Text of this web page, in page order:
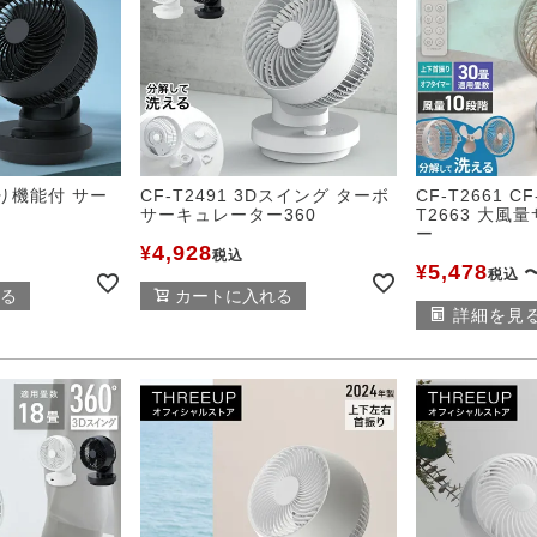
機能付 サー
CF-T2491 3Dスイング ターボ
サーキュレーター360
¥4,928税込
カートに入れる
CF-T2661
T2663 大風量
ー
¥5,478税込
詳細を見